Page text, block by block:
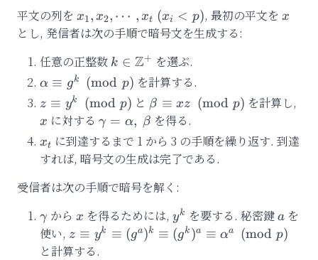
y}
平文の列を x_1,x_2,\cdots,x_t\
(x_i < p)
x1, x2, ⋯ , xt (xi < p), 最初の平文を x
x
とし, 発信者は次の手順で暗号文を生成する:
任意の正整数 k\in\mathbb{Z}^{+}
k ∈ Z+ を選ぶ.
\alpha\equiv
g^k\pmod{p}
α ≡ gk (mod p) を計算する.
z\equiv
y^k\pmod{p}
z ≡ yk (mod p) と \beta\equiv
xz\pmod{p}
β ≡ xz (mod p) を計算し,
x に対する \gamma
=
{\alpha,\
\beta}
γ = α, β を得る.
x_t
xt に到達するまで 1 から 3 の手順を繰り返す. 到達
すれば, 暗号文の生成は完了である.
受信者は次の手順で暗号を解く:
\gamma
γ からx
x を得るためには,y^k
yk を要する. 秘密鍵a
aを
使い, z\equiv y^k \equiv
z ≡ yk ≡ (ga)k ≡ (gk )a ≡ αa (mod p)
と計算する.